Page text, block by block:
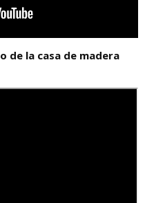
de la casa de madera